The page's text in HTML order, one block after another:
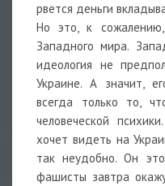
рвется деньги
Но это, к сожалению,
Западного мира.
идеология не
Украине. А значит,
всегда только то,
человеческой
хочет видеть на
так неудобно. Он
фашисты завтра